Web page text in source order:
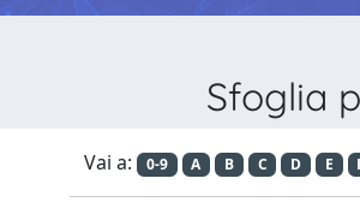
Sfoglia
Vai a: 0-9 A B C D E